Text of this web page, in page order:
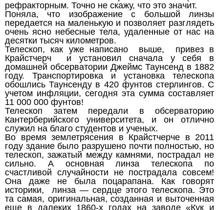
рефракторным. Точно не скажу, что это значит.
Поняла, что изображение с большой линзы
передается на маленькую и позволяет разглядеть
очень ясно небесные тела, удаленные от нас на
десятки тысяч километров.
Телескоп, как уже написано выше, привез в
Крайстчерч и установил сначала у себя в
домашней обсерватории Джеймс Таунсенд в 1882
году. Транспортировка и установка телескопа
обошлись Таунсенду в 420 фунтов стерлингов. С
учетом инфляции, сегодня эта сумма составляет
11 000 000 фунтов!
Телескоп затем передали в обсерваторию
Кантерберийского университета, и он отлично
служил на благо студентов и ученых.
Во время землетрясения в Крайстчерче в 2011
году здание было разрушено почти полностью, но
телескоп, зажатый между камнями, пострадал не
сильно. А основная линза телескопа по
счастливой случайности не пострадала совсем!
Она даже не была поцарапана. Как говорят
историки, линза — сердце этого телескопа. Это
та самая, оригинальная, созданная и выточенная
еще в далеких 1860-х годах на заводе «Кук и